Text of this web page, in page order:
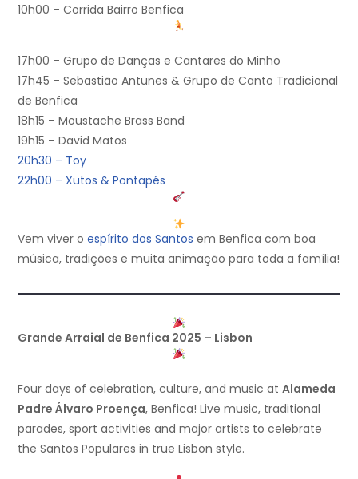
10h00 – Corrida Bairro Benfica
17h00 – Grupo de Danças e Cantares do Minho
17h45 – Sebastião Antunes & Grupo de Canto Tradicional
de Benfica
18h15 – Moustache Brass Band
19h15 – David Matos
20h30 – Toy
22h00 – Xutos & Pontapés
Vem viver o espírito dos Santos em Benfica com boa
música, tradições e muita animação para toda a família!
Grande Arraial de Benfica 2025 – Lisbon
Four days of celebration, culture, and music at Alameda
Padre Álvaro Proença, Benfica! Live music, traditional
parades, sport activities and major artists to celebrate
the Santos Populares in true Lisbon style.